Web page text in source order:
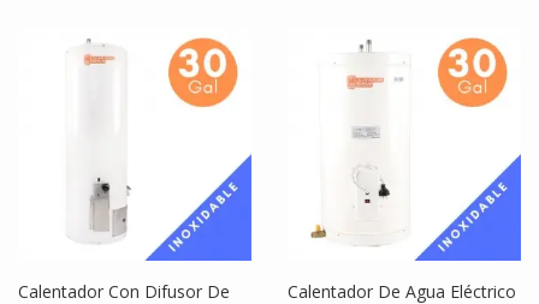
Calentador Con Difusor De
Calentador De Agua Eléctrico